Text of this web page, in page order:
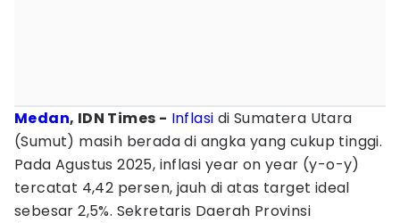
Medan, IDN Times - Inflasi di Sumatera Utara
(Sumut) masih berada di angka yang cukup tinggi.
Pada Agustus 2025, inflasi year on year (y-o-y)
tercatat 4,42 persen, jauh di atas target ideal
sebesar 2,5%. Sekretaris Daerah Provinsi